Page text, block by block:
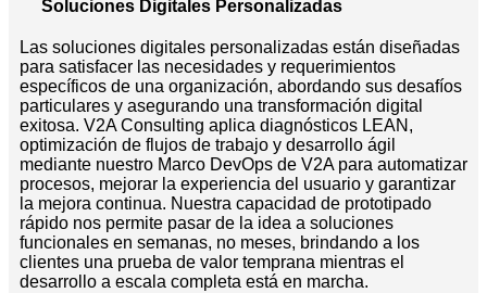
Soluciones Digitales Personalizadas
Las soluciones digitales personalizadas están diseñadas
para satisfacer las necesidades y requerimientos
específicos de una organización, abordando sus desafíos
particulares y asegurando una transformación digital
exitosa. V2A Consulting aplica diagnósticos LEAN,
optimización de flujos de trabajo y desarrollo ágil
mediante nuestro Marco DevOps de V2A para automatizar
procesos, mejorar la experiencia del usuario y garantizar
la mejora continua. Nuestra capacidad de prototipado
rápido nos permite pasar de la idea a soluciones
funcionales en semanas, no meses, brindando a los
clientes una prueba de valor temprana mientras el
desarrollo a escala completa está en marcha.